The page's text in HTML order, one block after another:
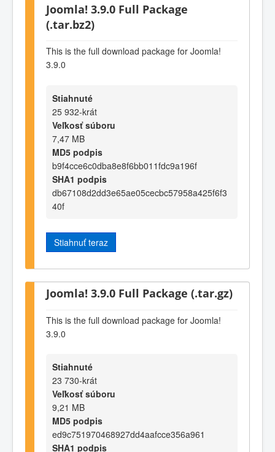
Joomla! 3.9.0 Full Package
(.tar.bz2)
This is the full download package for Joomla!
3.9.0
Stiahnuté
25 932-krát
Veľkosť súboru
7,47 MB
MD5 podpis
b9f4cce6c0dba8e8f6bb011fdc9a196f
SHA1 podpis
db67108d2dd3e65ae05cecbc57958a425f6f3
40f
Stiahnuť teraz
Joomla! 3.9.0 Full Package (.tar.gz)
This is the full download package for Joomla!
3.9.0
Stiahnuté
23 730-krát
Veľkosť súboru
9,21 MB
MD5 podpis
ed9c751970468927dd4aafcce356a961
SHA1 podpis